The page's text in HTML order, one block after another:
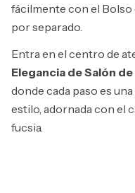
fácilmente con el Bolso
por separado.
Entra en el centro de
Elegancia de Salón
donde cada paso es
estilo, adornada con el
fucsia.